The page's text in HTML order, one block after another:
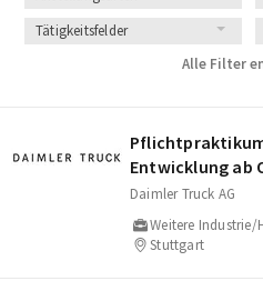
Tätigkeitsfelder
Alle Filter
Entwicklung ab
Daimler Truck AG
Weitere Industrie/
Stuttgart